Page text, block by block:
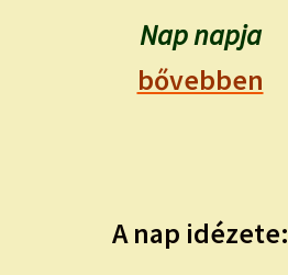
Nap napja
bővebben
A nap idézete: